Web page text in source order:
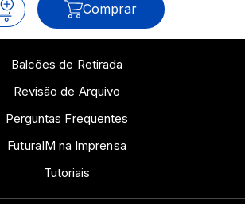
Comprar
Balcões de Retirada
Revisão de Arquivo
Perguntas Frequentes
FuturaIM na Imprensa
Tutoriais